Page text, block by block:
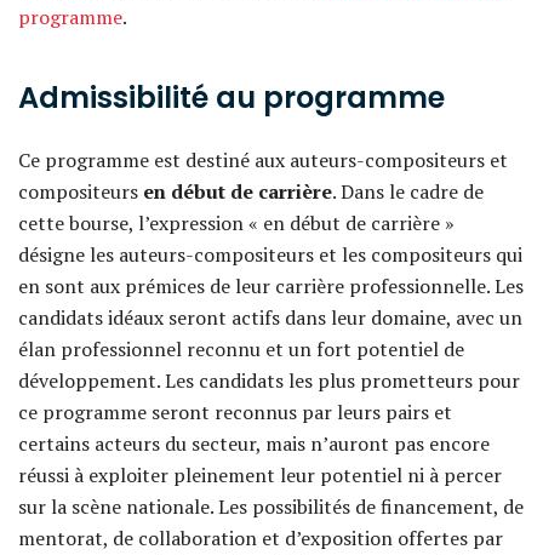
programme.
Admissibilité au programme
Ce programme est destiné aux auteurs-compositeurs et
compositeurs en début de carrière. Dans le cadre de
cette bourse, l’expression « en début de carrière »
désigne les auteurs-compositeurs et les compositeurs qui
en sont aux prémices de leur carrière professionnelle. Les
candidats idéaux seront actifs dans leur domaine, avec un
élan professionnel reconnu et un fort potentiel de
développement. Les candidats les plus prometteurs pour
ce programme seront reconnus par leurs pairs et
certains acteurs du secteur, mais n’auront pas encore
réussi à exploiter pleinement leur potentiel ni à percer
sur la scène nationale. Les possibilités de financement, de
mentorat, de collaboration et d’exposition offertes par